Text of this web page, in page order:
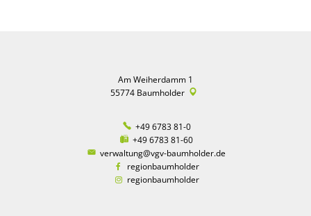
Am Weiherdamm 1
55774 Baumholder
+49 6783 81-0
+49 6783 81-60
verwaltung@vgv-baumholder.de
regionbaumholder
regionbaumholder